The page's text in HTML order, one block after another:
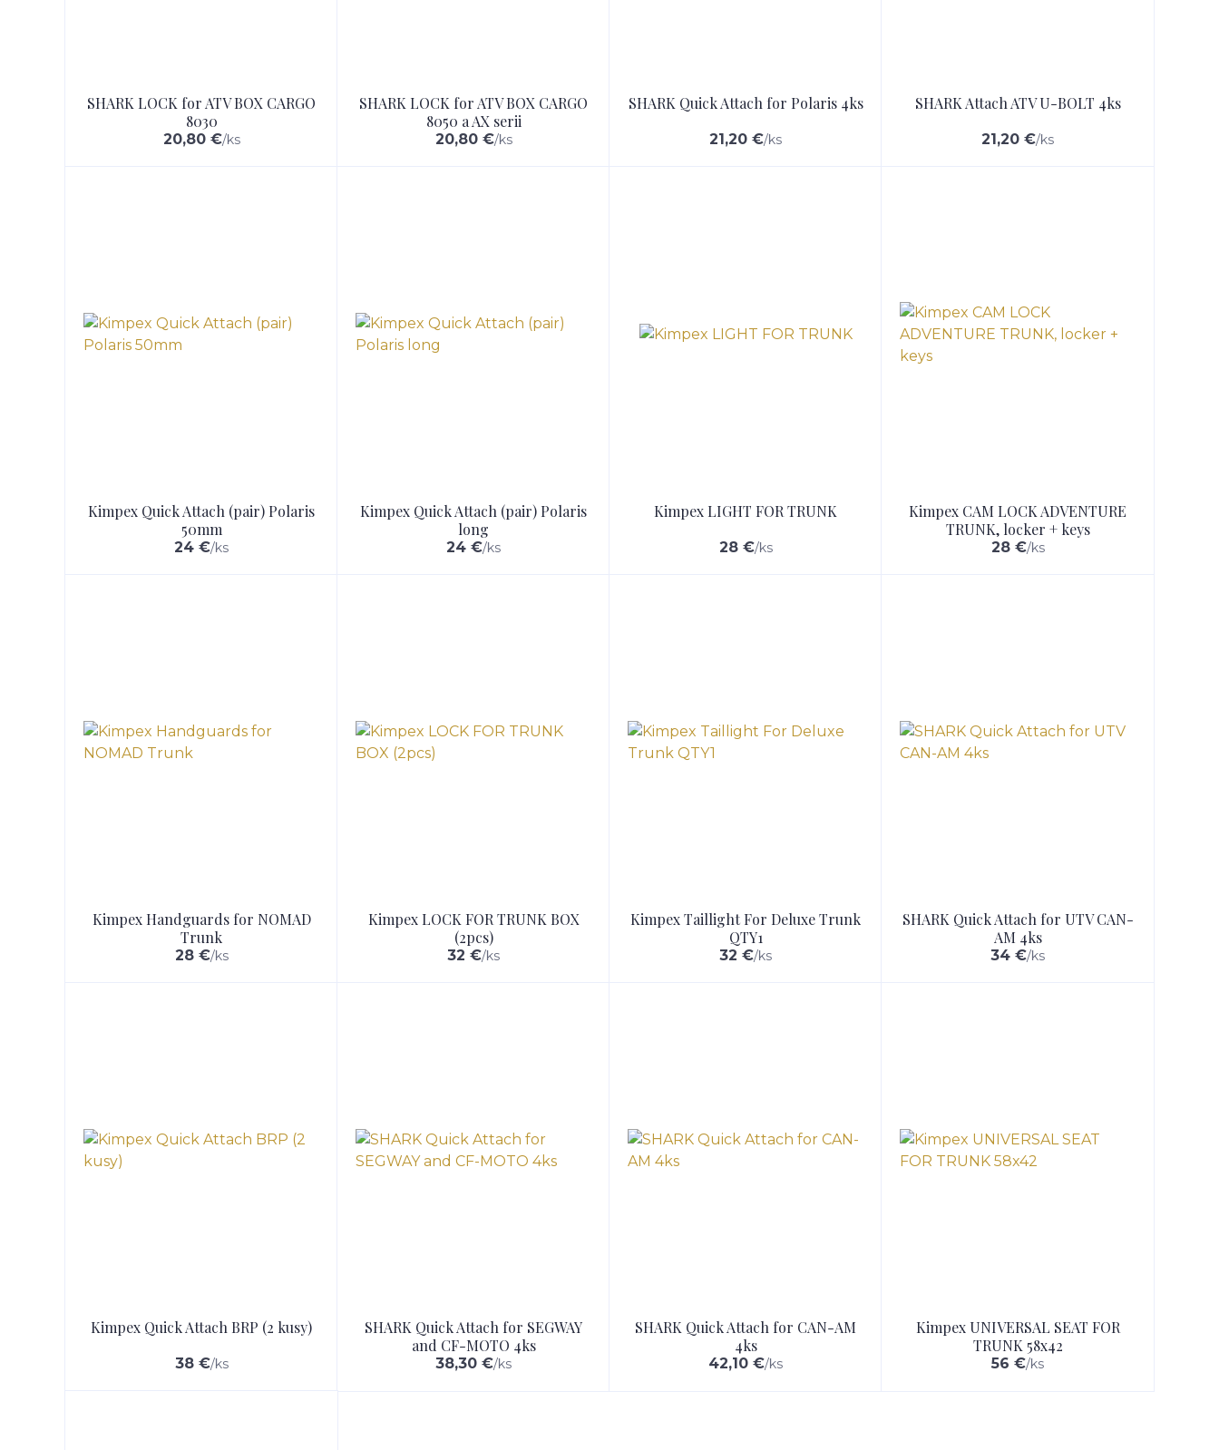
SHARK LOCK for ATV BOX CARGO
8030
20,80 €/ks
SHARK LOCK for ATV BOX CARGO
8050 a AX serii
20,80 €/ks
SHARK Quick Attach for Polaris 4ks
21,20 €/ks
SHARK Attach ATV U-BOLT 4ks
21,20 €/ks
Kimpex Quick Attach (pair) Polaris
50mm
24 €/ks
Kimpex Quick Attach (pair) Polaris
long
24 €/ks
Kimpex LIGHT FOR TRUNK
28 €/ks
Kimpex CAM LOCK ADVENTURE
TRUNK, locker + keys
28 €/ks
Kimpex Handguards for NOMAD
Trunk
28 €/ks
Kimpex LOCK FOR TRUNK BOX
(2pcs)
32 €/ks
Kimpex Taillight For Deluxe Trunk
QTY1
32 €/ks
SHARK Quick Attach for UTV CAN-
AM 4ks
34 €/ks
Kimpex Quick Attach BRP (2 kusy)
38 €/ks
SHARK Quick Attach for SEGWAY
and CF-MOTO 4ks
38,30 €/ks
SHARK Quick Attach for CAN-AM
4ks
42,10 €/ks
Kimpex UNIVERSAL SEAT FOR
TRUNK 58x42
56 €/ks